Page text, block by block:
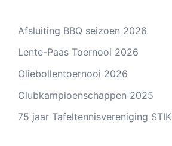
Afsluiting BBQ seizoen 2026
Lente-Paas Toernooi 2026
Oliebollentoernooi 2026
Clubkampioenschappen 2025
75 jaar Tafeltennisvereniging STIK